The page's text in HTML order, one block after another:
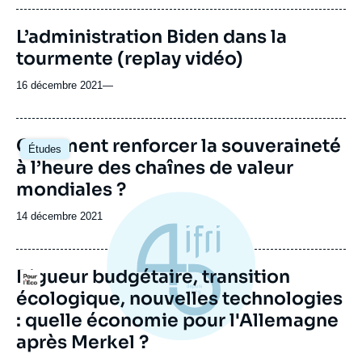
publication
L’administration Biden dans la
tourmente (replay vidéo)
16 décembre 2021—
Études
Image
principale
Comment renforcer la souveraineté
à l’heure des chaînes de valeur
mondiales ?
Date
publication
14 décembre 2021
Logo
Rigueur budgétaire, transition
écologique, nouvelles technologies
: quelle économie pour l'Allemagne
après Merkel ?